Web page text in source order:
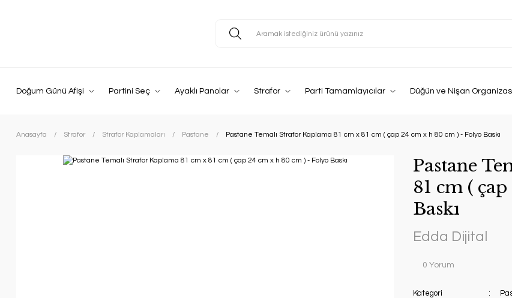
Doğum Günü Afişi Partini Seç Ayaklı Panolar Strafor Parti Tamamlayıcılar Düğün ve Nişan
Anasayfa Strafor Strafor Kaplamaları Pastane Pastane Temalı Strafor Kaplama 81 cm x 81 cm ( çap 24 cm x h 80 cm ) - Folyo Baskı
Pastane
81 cm (
Baskı
Edda Dijital
0 Yorum
Kategori